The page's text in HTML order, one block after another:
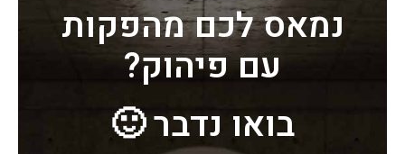
נמאס לכם מהפקות
עם פיהוק?
בואו נדבר 🙂